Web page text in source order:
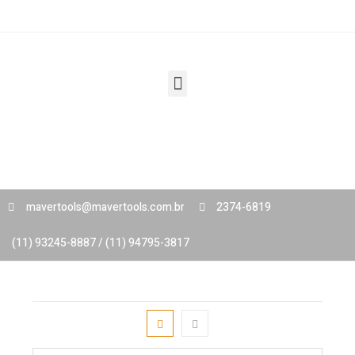
mavertools@mavertools.com.br 2374-6819
(11) 93245-8887 / (11) 94795-3817